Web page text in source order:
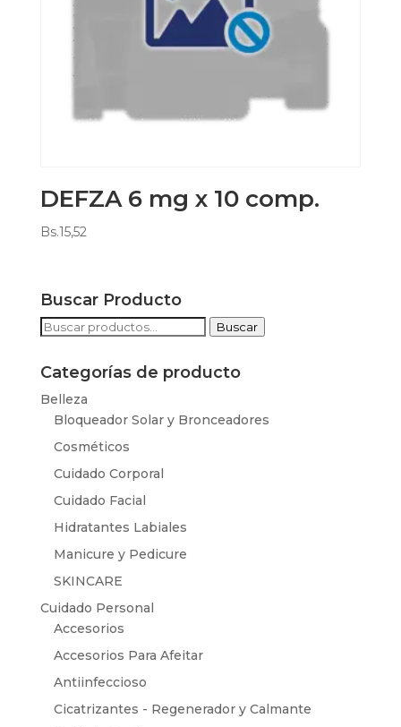
DEFZA 6 mg x 10 comp.
Bs.15,52
Buscar Producto
Buscar
Buscar
Categorías de producto
Belleza
Bloqueador Solar y Bronceadores
Cosméticos
Cuidado Corporal
Cuidado Facial
Hidratantes Labiales
Manicure y Pedicure
SKINCARE
Cuidado Personal
Accesorios
Accesorios Para Afeitar
Antiinfeccioso
Cicatrizantes - Regenerador y Calmante